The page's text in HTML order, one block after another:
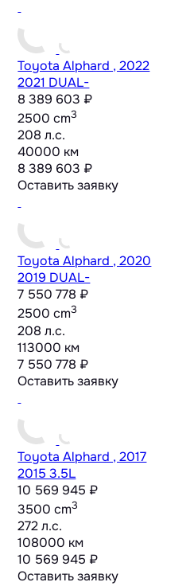
Toyota Alphard , 2022
2021 DUAL-
8 389 603 ₽
2500 cm3
208 л.с.
40000 км
8 389 603 ₽
Оставить заявку
Toyota Alphard , 2020
2019 DUAL-
7 550 778 ₽
2500 cm3
208 л.с.
113000 км
7 550 778 ₽
Оставить заявку
Toyota Alphard , 2017
2015 3.5L
10 569 945 ₽
3500 cm3
272 л.с.
108000 км
10 569 945 ₽
Оставить заявку